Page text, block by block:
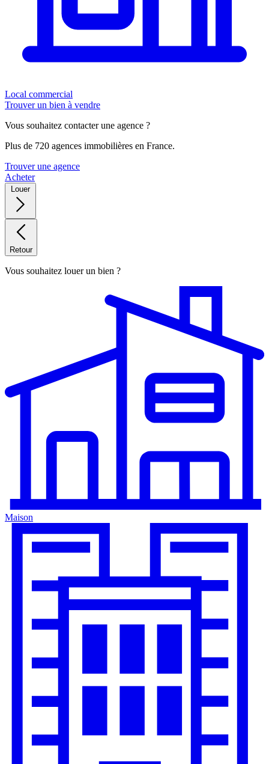
Local commercial
Trouver un bien à vendre
Vous souhaitez contacter une agence ?
Plus de 720 agences immobilières en France.
Trouver une agence
Acheter
Louer
Retour
Vous souhaitez louer un bien ?
Maison